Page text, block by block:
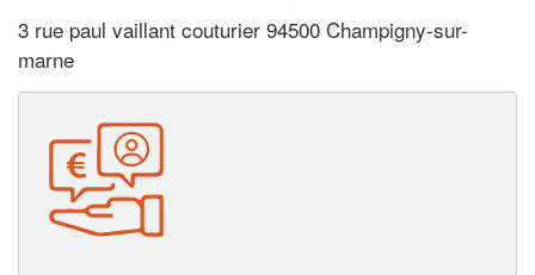
3 rue paul vaillant couturier 94500 Champigny-sur-
marne